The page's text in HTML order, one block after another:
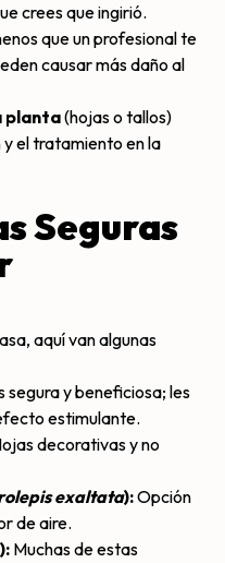
crees que ingirió.
que un profesional te
causar más daño al
planta(hojas o tallos)
el tratamiento en la
Seguras
aquí van algunas
segura y beneficiosa; les
estimulante.
decorativas y no
exaltata):Opción
de aire.
): Muchas de estas